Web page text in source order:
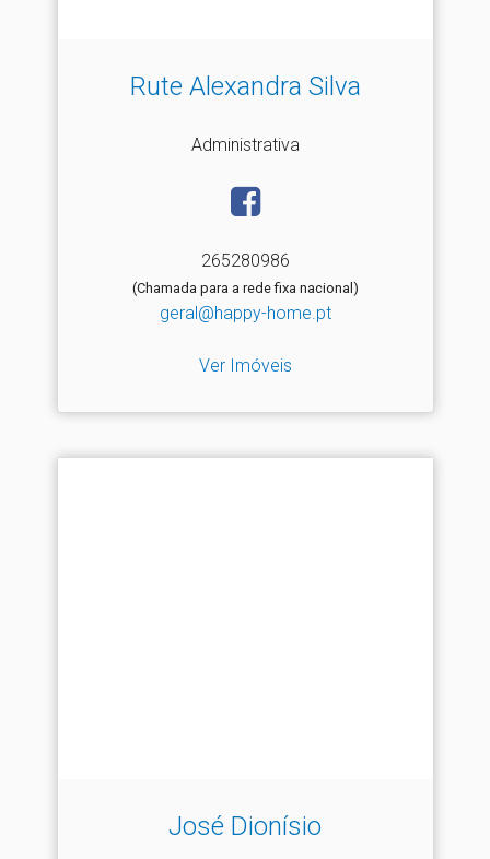
Rute Alexandra Silva
Administrativa
265280986
(Chamada para a rede fixa nacional)
geral@happy-home.pt
Ver Imóveis
José Dionísio